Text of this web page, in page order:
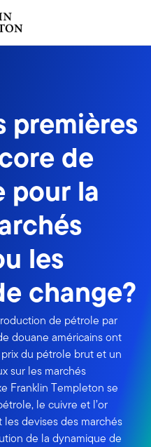
premières
de
pour la
les
change?
de pétrole par
douane américains ont
du pétrole brut et un
sur les marchés
Franklin Templeton se
le cuivre et l’or
devises des marchés
de la dynamique de